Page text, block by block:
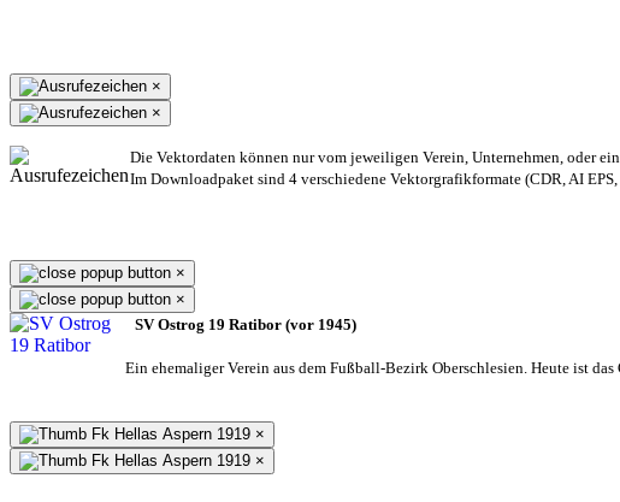
×
×
Die Vektordaten können nur vom jeweiligen Verein, Unternehmen, oder
Im Downloadpaket sind 4 verschiedene Vektorgrafikformate (CDR, AI
×
×
SV Ostrog 19 Ratibor (vor 1945)
Ein ehemaliger Verein aus dem Fußball-Bezirk Oberschlesien. Heute ist das
×
×